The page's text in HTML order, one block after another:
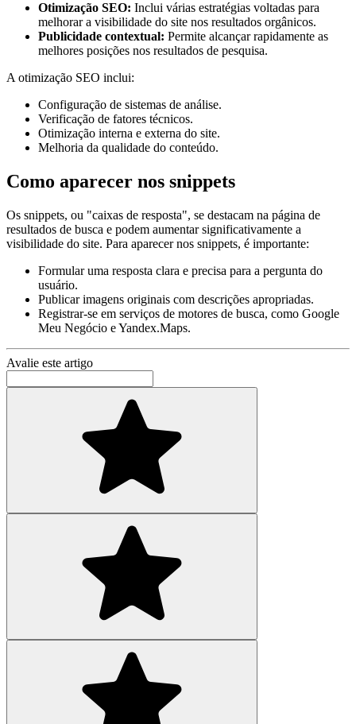
Otimização SEO: Inclui várias estratégias voltadas para
melhorar a visibilidade do site nos resultados orgânicos.
Publicidade contextual: Permite alcançar rapidamente as
melhores posições nos resultados de pesquisa.
A otimização SEO inclui:
Configuração de sistemas de análise.
Verificação de fatores técnicos.
Otimização interna e externa do site.
Melhoria da qualidade do conteúdo.
Como aparecer nos snippets
Os snippets, ou "caixas de resposta", se destacam na página de
resultados de busca e podem aumentar significativamente a
visibilidade do site. Para aparecer nos snippets, é importante:
Formular uma resposta clara e precisa para a pergunta do
usuário.
Publicar imagens originais com descrições apropriadas.
Registrar-se em serviços de motores de busca, como Google
Meu Negócio e Yandex.Maps.
Avalie este artigo